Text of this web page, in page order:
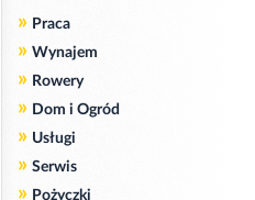
» Praca
» Wynajem
» Rowery
» Dom i Ogród
» Usługi
» Serwis
» Pożyczki